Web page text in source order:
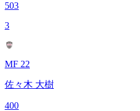
503
3
MF 22
佐々木 大樹
400